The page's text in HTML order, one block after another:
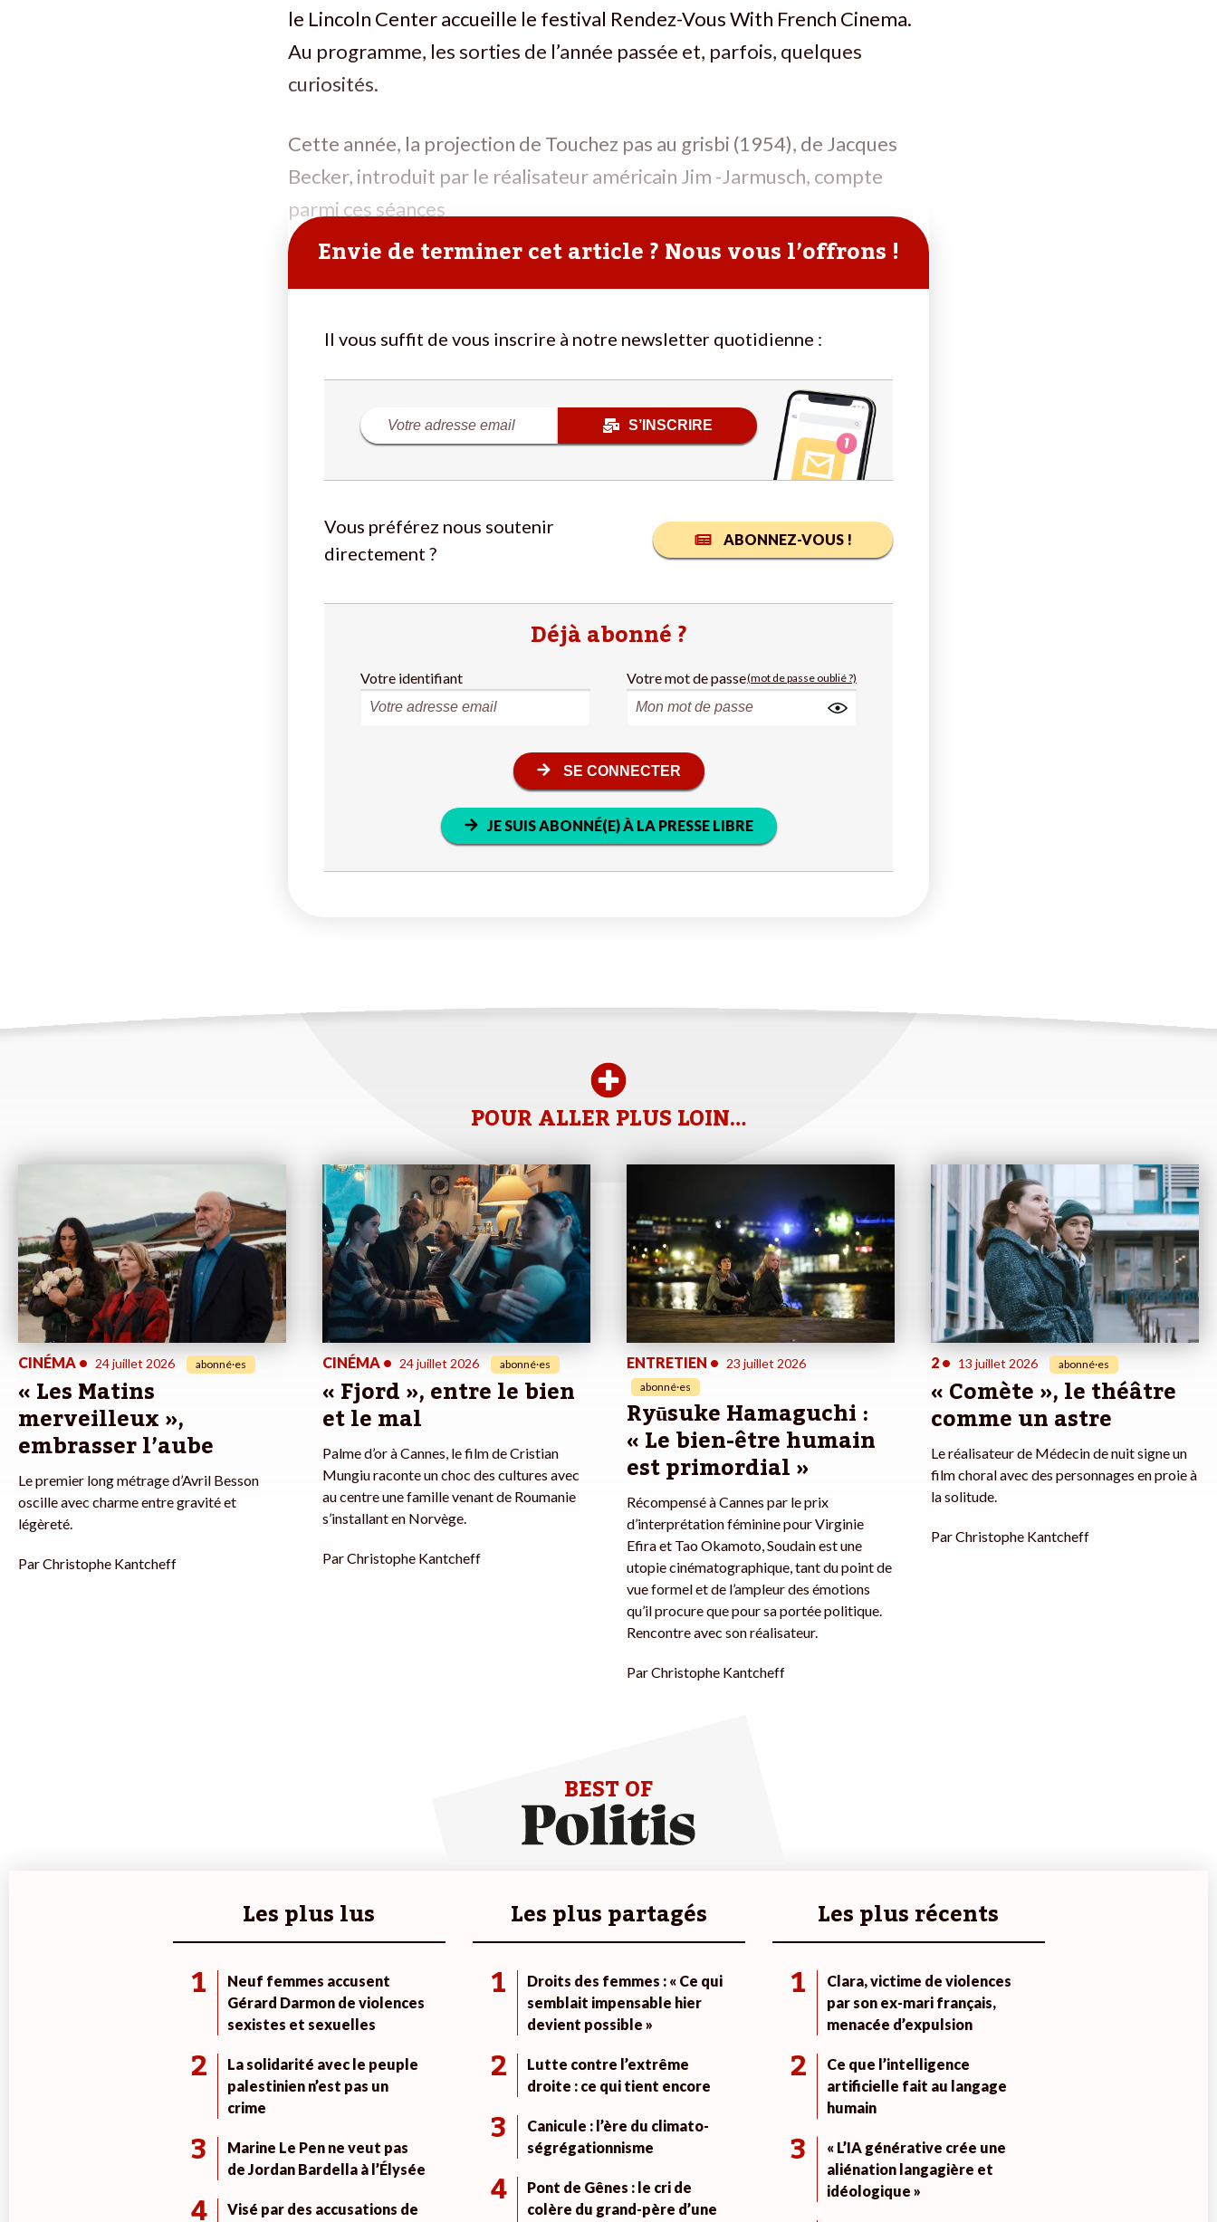
le Lincoln Center accueille le festival Rendez-Vous With French Cinema.
Au programme, les sorties de l’année passée et, parfois, quelques
curiosités.
Cette année, la projection de Touchez pas au grisbi (1954), de Jacques
Becker, introduit par le réalisateur américain Jim -Jarmusch, compte
parmi ces séances
Envie de terminer cet article ? Nous vous l’offrons !
Il vous suffit de vous inscrire à notre newsletter quotidienne :
S’INSCRIRE
Vous préférez nous soutenir
directement ?
ABONNEZ-VOUS !
Déjà abonné ?
Votre identifiant Votre mot de passe(mot de passe oublié ?)
SE CONNECTER
JE SUIS ABONNÉ(E) À LA PRESSE LIBRE
POUR ALLER PLUS LOIN…
CINÉMA • 24 juillet 2026 abonné·es
« Les Matins
merveilleux »,
embrasser l’aube
Le premier long métrage d’Avril Besson
oscille avec charme entre gravité et
légèreté.
ParChristophe Kantcheff
CINÉMA • 24 juillet 2026 abonné·es
« Fjord », entre le bien
et le mal
Palme d’or à Cannes, le film de Cristian
Mungiu raconte un choc des cultures avec
au centre une famille venant de Roumanie
s’installant en Norvège.
ParChristophe Kantcheff
ENTRETIEN • 23 juillet 2026
abonné·es
Ryūsuke Hamaguchi :
« Le bien-être humain
est primordial »
Récompensé à Cannes par le prix
d’interprétation féminine pour Virginie
Efira et Tao Okamoto, Soudain est une
utopie cinématographique, tant du point de
vue formel et de l’ampleur des émotions
qu’il procure que pour sa portée politique.
Rencontre avec son réalisateur.
ParChristophe Kantcheff
2 • 13 juillet 2026 abonné·es
« Comète », le théâtre
comme un astre
Le réalisateur de Médecin de nuit signe un
film choral avec des personnages en proie à
la solitude.
ParChristophe Kantcheff
BEST OF
Les plus lus
1
Neuf femmes accusent
Gérard Darmon de violences
sexistes et sexuelles
2
La solidarité avec le peuple
palestinien n’est pas un
crime
3
Marine Le Pen ne veut pas
de Jordan Bardella à l’Élysée
Visé par des accusations de
Les plus partagés
1
Droits des femmes : « Ce qui
semblait impensable hier
devient possible »
2
Lutte contre l’extrême
droite : ce qui tient encore
3
Canicule : l’ère du climato-
ségrégationnisme
4
Pont de Gênes : le cri de
colère du grand-père d’une
Les plus récents
1
Clara, victime de violences
par son ex-mari français,
menacée d’expulsion
2
Ce que l’intelligence
artificielle fait au langage
humain
3
« L’IA générative crée une
aliénation langagière et
idéologique »